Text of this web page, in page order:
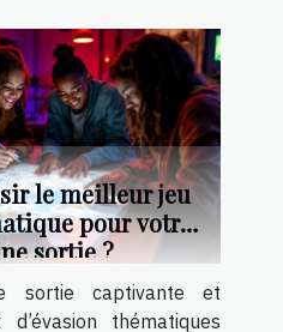
le meilleur jeu
pour votre
sortie ?
sortie captivante et
thématiques